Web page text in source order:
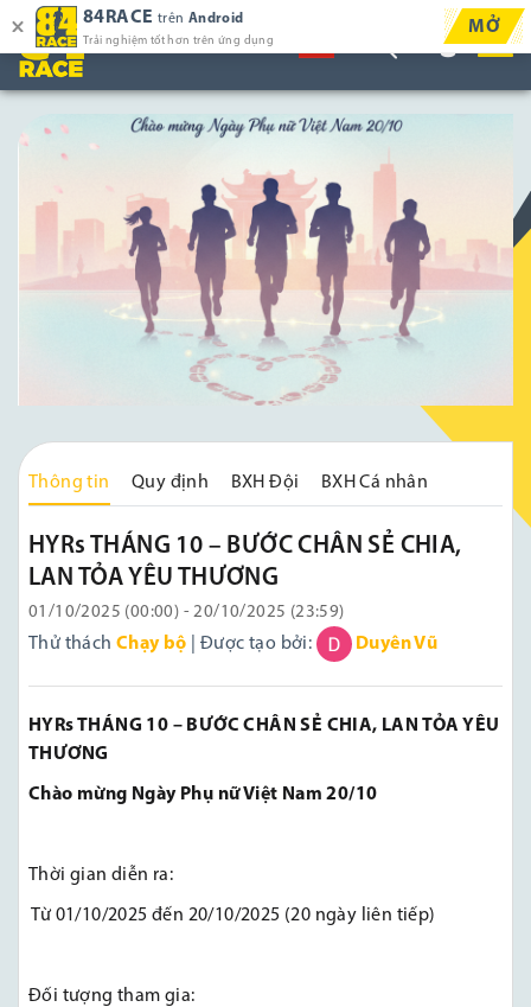
Thông tin Quy định BXH Đội BXH Cá nhân
HYRs THÁNG 10 – BƯỚC CHÂN SẺ CHIA,
LAN TỎA YÊU THƯƠNG
01/10/2025 (00:00) - 20/10/2025 (23:59)
Thử thách Chạy bộ | Được tạo bởi: Duyên Vũ
HYRs THÁNG 10 – BƯỚC CHÂN SẺ CHIA, LAN TỎA YÊU
THƯƠNG
Chào mừng Ngày Phụ nữ Việt Nam 20/10
Thời gian diễn ra:
Từ 01/10/2025 đến 20/10/2025 (20 ngày liên tiếp)
Đối tượng tham gia:
84RACE trên Android
Trải nghiệm tốt hơn trên ứng dụng
MỞ